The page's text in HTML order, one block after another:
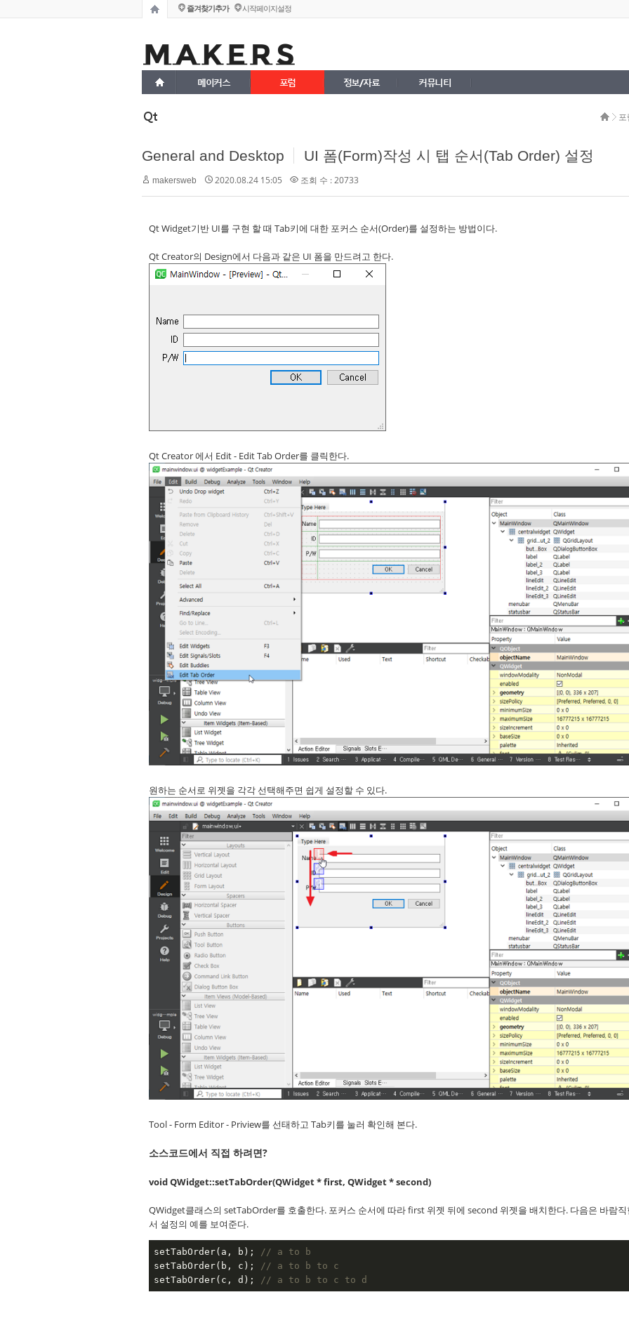
즐겨찾기추가 시작페이지설정
메이커스 포럼 정보/자료 커뮤니티
Qt 포
General and Desktop UI 폼(Form)작성 시 탭 순서(Tab Order) 설정
makersweb 2020.08.24 15:05 조회 수 : 20733
Qt Widget기반 UI를 구현 할 때 Tab키에 대한 포커스 순서(Order)를 설정하는 방법이다.
Qt Creator의 Design에서 다음과 같은 UI 폼을 만드려고 한다.
Qt Creator 에서 Edit - Edit Tab Order를 클릭한다.
원하는 순서로 위젯을 각각 선택해주면 쉽게 설정할 수 있다.
Tool - Form Editor - Priview를 선태하고 Tab키를 눌러 확인해 본다.
소스코드에서 직접 하려면?
void QWidget::setTabOrder(QWidget * first, QWidget * second)
QWidget클래스의 setTabOrder를 호출한다. 포커스 순서에 따라 first 위젯 뒤에 second 위젯을 배치한다. 다음은 바람직
서 설정의 예를 보여준다.
setTabOrder(a, b);
// a to b
setTabOrder(b, c);
// a to b to c
setTabOrder(c, d);
// a to b to c to d